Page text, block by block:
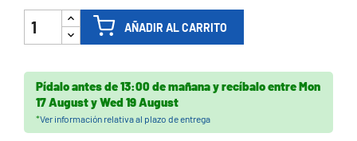
AÑADIR AL CARRITO
Pídalo antes de13:00 de mañanay recíbaloentreMon
17 AugustyWed 19 August
*Ver información relativa al plazo de entrega